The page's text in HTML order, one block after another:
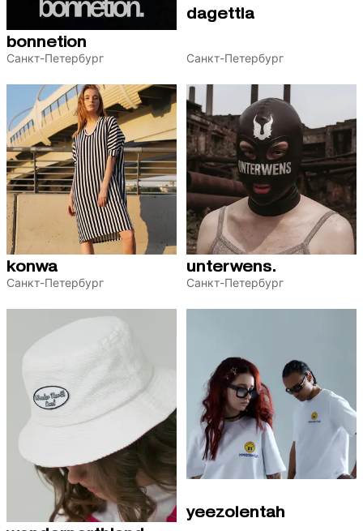
bonnetion
Санкт-Петербург
dagettla
Санкт-Петербург
konwa
Санкт-Петербург
unterwens.
Санкт-Петербург
yeezolentah